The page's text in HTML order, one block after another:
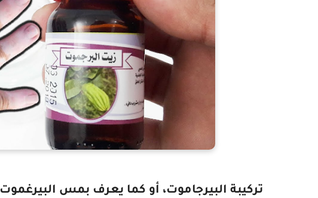
تركيبة البيرجاموت، أو كما يعرف بمس البيرغموت